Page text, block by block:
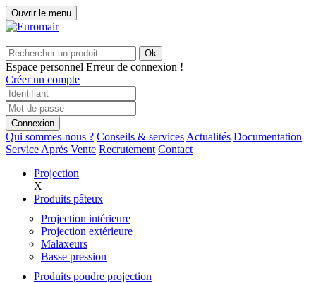
Ouvrir le menu
Ok
Espace personnel Erreur de connexion !
Créer un compte
Connexion
Qui sommes-nous ? Conseils & services Actualités Documentation
Service Après Vente Recrutement Contact
Projection
X
Produits pâteux
Projection intérieure
Projection extérieure
Malaxeurs
Basse pression
Produits poudre projection